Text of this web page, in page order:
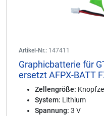
Artikel-Nr.: 147411
Graphicbatterie für
ersetzt AFPX-BATT
Zellengröße:
System: Lithium
Spannung: 3 V